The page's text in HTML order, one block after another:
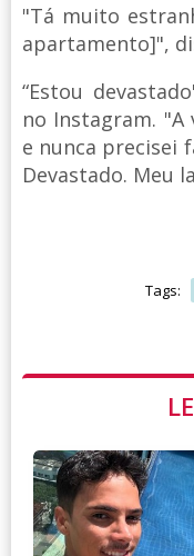
"Tá muito
apartamento]",
“Estou
no Instagram.
e nunca precisei
Devastado. Meu
Tags: